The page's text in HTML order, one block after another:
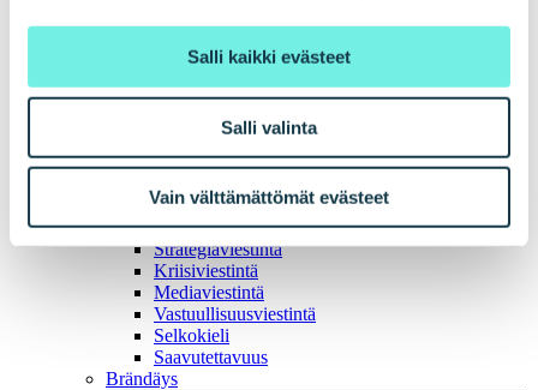
Salli kaikki evästeet
Salli valinta
Vain välttämättömät evästeet
sub-menuClose sub-menu
Strategiaviestintä
Kriisiviestintä
Mediaviestintä
Vastuullisuusviestintä
Selkokieli
Saavutettavuus
Brändäys